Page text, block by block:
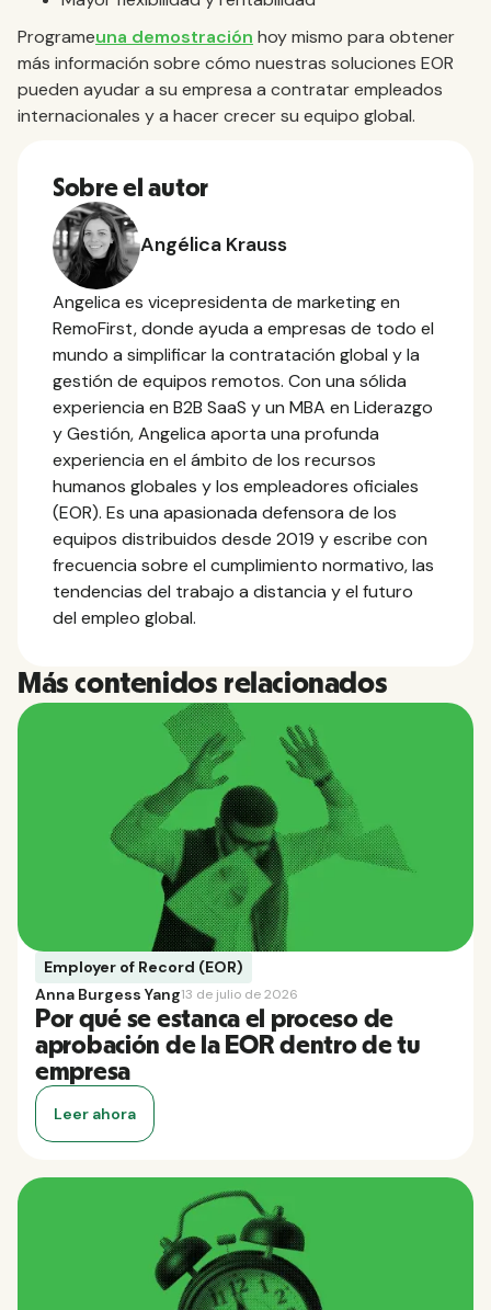
‍Programeuna demostración hoy mismo para obtener
más información sobre cómo nuestras soluciones EOR
pueden ayudar a su empresa a contratar empleados
internacionales y a hacer crecer su equipo global.
Sobre el autor
Angélica Krauss
Angelica es vicepresidenta de marketing en
RemoFirst, donde ayuda a empresas de todo el
mundo a simplificar la contratación global y la
gestión de equipos remotos. Con una sólida
experiencia en B2B SaaS y un MBA en Liderazgo
y Gestión, Angelica aporta una profunda
experiencia en el ámbito de los recursos
humanos globales y los empleadores oficiales
(EOR). Es una apasionada defensora de los
equipos distribuidos desde 2019 y escribe con
frecuencia sobre el cumplimiento normativo, las
tendencias del trabajo a distancia y el futuro
del empleo global.
Más contenidos relacionados
Employer of Record (EOR)
Anna Burgess Yang13 de julio de 2026
Por qué se estanca el proceso de
aprobación de la EOR dentro de tu
empresa
Leer ahora